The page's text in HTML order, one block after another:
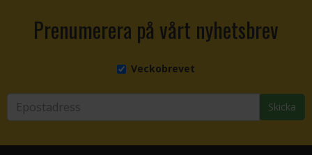
Prenumerera på vårt nyhetsbrev
Veckobrevet
Skicka